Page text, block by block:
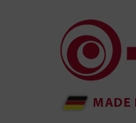
springen